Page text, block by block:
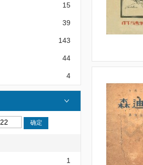
15
39
143
44
4
1